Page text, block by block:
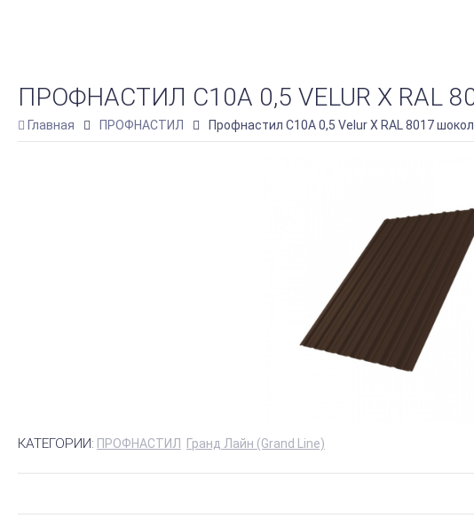
ПРОФНАСТИЛ C10A 0,5 VELUR X RAL
Главная ПРОФНАСТИЛ Профнастил C10A 0,5 Velur X RAL 8017
КАТЕГОРИИ: ПРОФНАСТИЛ Гранд Лайн (Grand Line)